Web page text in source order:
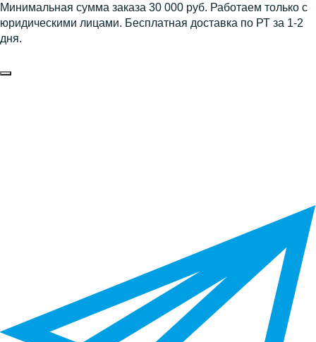
Минимальная сумма заказа 30 000 руб. Работаем только с
юридическими лицами. Бесплатная доставка по РТ за 1-2
дня.